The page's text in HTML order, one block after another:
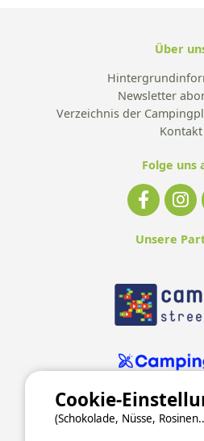
Über
Newsletter
Verzeichnis der
Kontakt
Folge uns
Unsere
Cookie-
(Schokolade, Nüsse,